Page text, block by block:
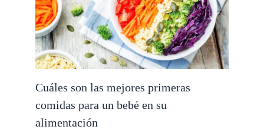
Cuáles son las mejores primeras
comidas para un bebé en su
alimentación